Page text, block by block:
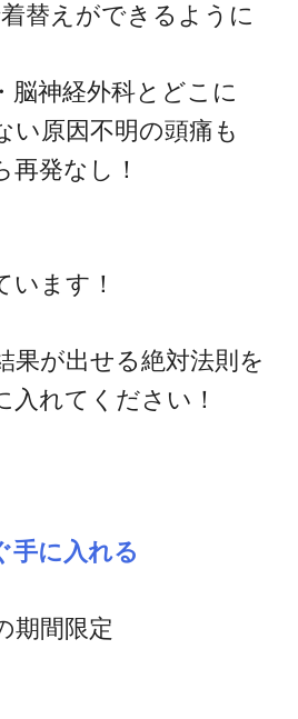
替えができるように
脳神経外科とどこに
原因不明の頭痛も
発なし！
います！
果が出せる絶対法則を
入れてください！
手に入れる
期間限定